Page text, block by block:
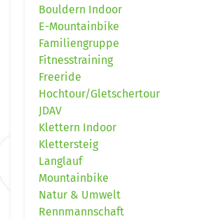
Bouldern Indoor
E-Mountainbike
Familiengruppe
Fitnesstraining
Freeride
Hochtour/Gletschertour
JDAV
Klettern Indoor
Klettersteig
Langlauf
Mountainbike
Natur & Umwelt
Rennmannschaft